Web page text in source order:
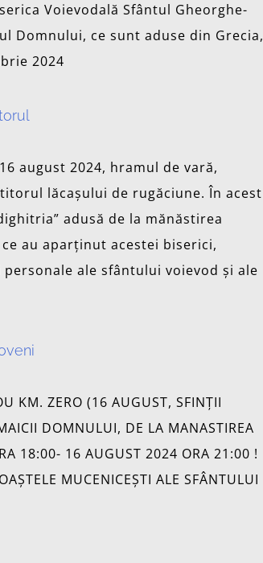
Voievodală Sfântul Gheorghe-
Domnului, ce sunt aduse din Grecia,
2024
august 2024, hramul de vară,
lăcașului de rugăciune. În acest
adusă de la mănăstirea
au aparținut acestei biserici,
ale sfântului voievod și ale
KM. ZERO (16 AUGUST, SFINȚII
DOMNULUI, DE LA MANASTIREA
18:00- 16 AUGUST 2024 ORA 21:00 !
MUCENICEȘTI ALE SFÂNTULUI